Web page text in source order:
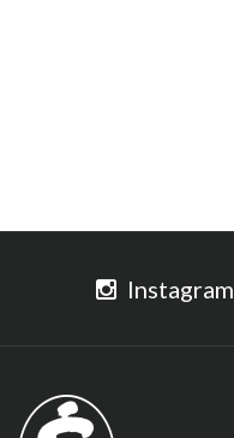
Instagram